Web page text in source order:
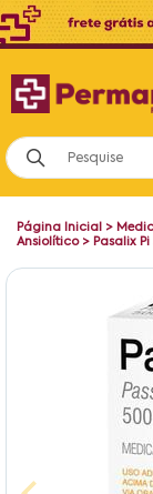
Página Inicial >
Ansiolítico> Pasalix